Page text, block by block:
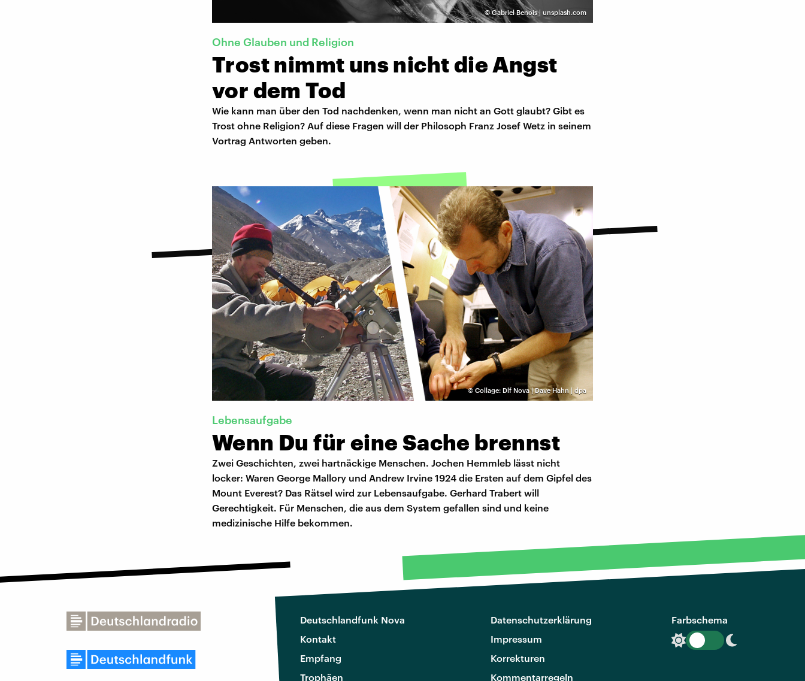
©Gabriel Benois | unsplash.com
Ohne Glauben und Religion
Trost nimmt uns nicht die Angst
vor dem Tod
Wie kann man über den Tod nachdenken, wenn man nicht an Gott glaubt? Gibt es
Trost ohne Religion? Auf diese Fragen will der Philosoph Franz Josef Wetz in seinem
Vortrag Antworten geben.
©Collage: Dlf Nova | Dave Hahn | dpa
Lebensaufgabe
Wenn Du für eine Sache brennst
Zwei Geschichten, zwei hartnäckige Menschen. Jochen Hemmleb lässt nicht
locker: Waren George Mallory und Andrew Irvine 1924 die Ersten auf dem Gipfel des
Mount Everest? Das Rätsel wird zur Lebensaufgabe. Gerhard Trabert will
Gerechtigkeit. Für Menschen, die aus dem System gefallen sind und keine
medizinische Hilfe bekommen.
Deutschlandfunk Nova
Kontakt
Empfang
Trophäen
Datenschutzerklärung
Impressum
Korrekturen
Kommentarregeln
Farbschema